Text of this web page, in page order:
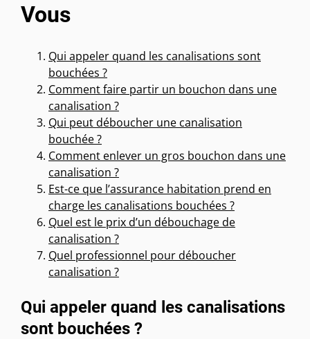
Vous
Qui appeler quand les canalisations sont
bouchées ?
Comment faire partir un bouchon dans une
canalisation ?
Qui peut déboucher une canalisation
bouchée ?
Comment enlever un gros bouchon dans une
canalisation ?
Est-ce que l’assurance habitation prend en
charge les canalisations bouchées ?
Quel est le prix d’un débouchage de
canalisation ?
Quel professionnel pour déboucher
canalisation ?
Qui appeler quand les canalisations
sont bouchées ?